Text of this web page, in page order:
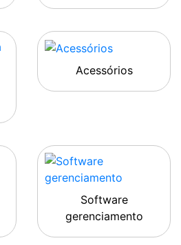
Acessórios
Software
gerenciamento